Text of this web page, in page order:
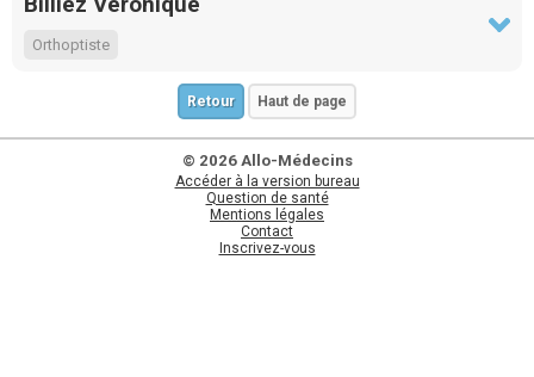
Orthoptiste
Retour Haut de page
© 2026 Allo-Médecins
Accéder à la version bureau
Question de santé
Mentions légales
Contact
Inscrivez-vous